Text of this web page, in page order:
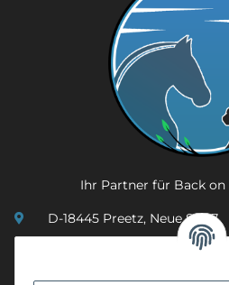
Ihr Partner für Back on
D-18445 Preetz, Neue Str. 7